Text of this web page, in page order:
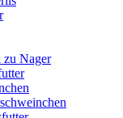
Nager